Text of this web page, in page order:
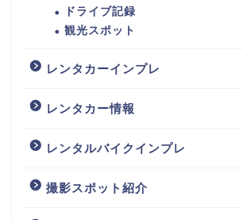
ドライブ記録
観光スポット
レンタカーインプレ
レンタカー情報
レンタルバイクインプレ
撮影スポット紹介